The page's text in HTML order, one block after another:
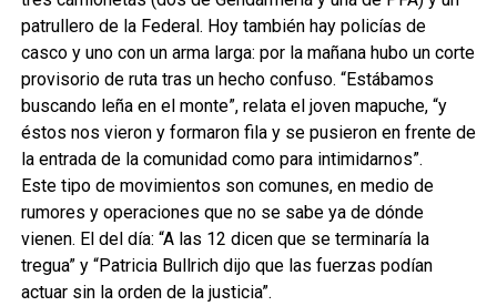
patrullero de la Federal. Hoy también hay policías de
casco y uno con un arma larga: por la mañana hubo un corte
provisorio de ruta tras un hecho confuso. “Estábamos
buscando leña en el monte”, relata el joven mapuche, “y
éstos nos vieron y formaron fila y se pusieron en frente de
la entrada de la comunidad como para intimidarnos”.
Este tipo de movimientos son comunes, en medio de
rumores y operaciones que no se sabe ya de dónde
vienen. El del día: “A las 12 dicen que se terminaría la
tregua” y “Patricia Bullrich dijo que las fuerzas podían
actuar sin la orden de la justicia”.